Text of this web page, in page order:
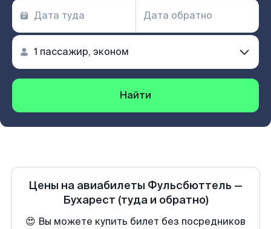
Найти
Цены на авиабилеты Фульсбюттель —
Бухарест (туда и обратно)
😍 Вы можете купить билет без посредников